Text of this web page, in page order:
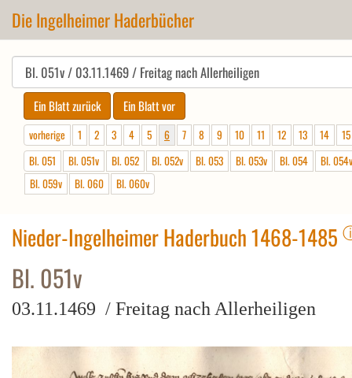
Die Ingelheimer Haderbücher
vorherige 1 2 3 4 5 6 7 8 9 10 11 12 13 14
15
Bl. 051
Bl. 051v Bl. 052 Bl. 052v Bl. 053 Bl. 053v Bl. 054
Bl. 054v
Bl. 059v
Bl. 060 Bl. 060v
Nieder-Ingelheimer Haderbuch 1468-1485
Bl. 051v
03.11.1469 / Freitag nach Allerheiligen